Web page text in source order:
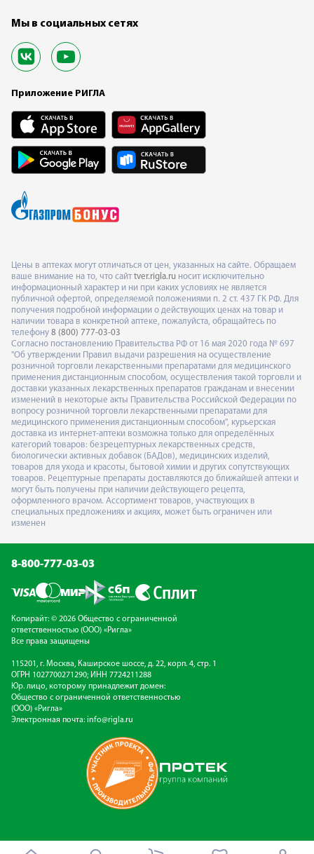
Мы в социальных сетях
Приложение РИГЛА
Цены в аптеках могут отличаться от цен, указанных на сайте. Обращаем
ваше внимание на то, что сайт tver.rigla.ru носит исключительно
информационный характер и ни при каких условиях не является
публичной офертой, определяемой положениями п. 2 ст. 437 ГК РФ. Для
получения подробной информации о действующих ценах на товар и
наличии товара в конкретной аптеке, пожалуйста, обращайтесь по
телефону 8 (800) 777-03-03
Согласно постановлению Правительства РФ от 16 мая 2020 года № 697
"Об утверждении Правил выдачи разрешения на осуществление
розничной торговли лекарственными препаратами для медицинского
применения дистанционным способом, осуществления такой торговли и
доставки указанных лекарственных препаратов гражданам и внесении
изменений в некоторые акты Правительства Российской Федерации по
вопросу розничной торговли лекарственными препаратами для
медицинского применения дистанционным способом", курьерская
доставка из интернет-аптеки возможна только для определённых
категорий товаров: безрецептурных лекарственных средств,
биологически активных добавок (БАДов), медицинских изделий,
товаров для ухода и красоты, бытовой химии и других сопутствующих
товаров. Рецептурные препараты доставляются до ближайшей аптеки и
могут быть получены при наличии действующего рецепта,
оформленного врачом. Ассортимент товаров, участвующих в
специальных предложениях и акциях, может быть ограничен или
изменен
8-800-777-03-03
Копирайт: © 2026 Общество с ограниченной
ответственностью (ООО) «Ригла»
Все права защищены
115201, г. Москва, Каширское шоссе, д. 22, корп. 4, стр. 1
ОГРН 1027700271290; ИНН 7724211288
Юр. лицо, которому принадлежит домен:
Общество с ограниченной ответственностью
(ООО) «Ригла»
Электронная почта: info@rigla.ru